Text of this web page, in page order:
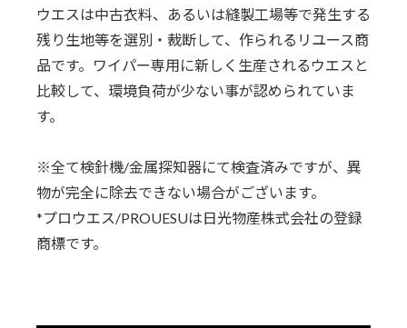
ウエスは中古衣料、あるいは縫製工場等で発生する
残り生地等を選別・裁断して、作られるリユース商
品です。ワイパー専用に新しく生産されるウエスと
比較して、環境負荷が少ない事が認められていま
す。
※全て検針機/金属探知器にて検査済みですが、異
物が完全に除去できない場合がございます。
*プロウエス/PROUESUは日光物産株式会社の登録
商標です。